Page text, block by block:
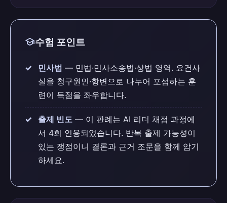
school수험 포인트
민사법 — 민법·민사소송법·상법 영역. 요건사
실을 청구원인·항변으로 나누어 포섭하는 훈
련이 득점을 좌우합니다.
출제 빈도 — 이 판례는 AI 리더 채점 과정에
서 4회 인용되었습니다. 반복 출제 가능성이
있는 쟁점이니 결론과 근거 조문을 함께 암기
하세요.